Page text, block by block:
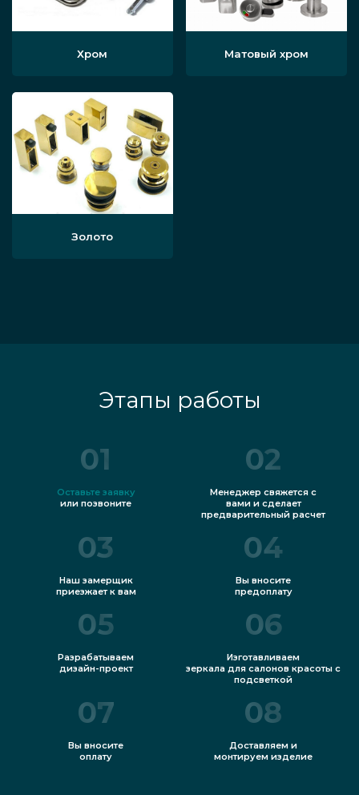
Хром Матовый хром
Золото
Этапы работы
01
Оставьте заявку
или позвоните
02
Менеджер свяжется с
вами и сделает
предварительный расчет
03
Наш замерщик
приезжает к вам
04
Вы вносите
предоплату
05
Разрабатываем
дизайн-проект
06
Изготавливаем
зеркала для салонов красоты с
подсветкой
07
Вы вносите
оплату
08
Доставляем и
монтируем изделие